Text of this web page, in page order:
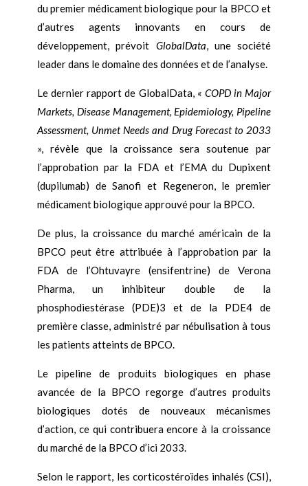
du premier médicament biologique pour la BPCO et
d’autres agents innovants en cours de
développement, prévoit GlobalData, une société
leader dans le domaine des données et de l’analyse.
Le dernier rapport de GlobalData, « COPD in Major
Markets, Disease Management, Epidemiology, Pipeline
Assessment, Unmet Needs and Drug Forecast to 2033
», révèle que la croissance sera soutenue par
l’approbation par la FDA et l’EMA du Dupixent
(dupilumab) de Sanofi et Regeneron, le premier
médicament biologique approuvé pour la BPCO.
De plus, la croissance du marché américain de la
BPCO peut être attribuée à l’approbation par la
FDA de l’Ohtuvayre (ensifentrine) de Verona
Pharma, un inhibiteur double de la
phosphodiestérase (PDE)3 et de la PDE4 de
première classe, administré par nébulisation à tous
les patients atteints de BPCO.
Le pipeline de produits biologiques en phase
avancée de la BPCO regorge d’autres produits
biologiques dotés de nouveaux mécanismes
d’action, ce qui contribuera encore à la croissance
du marché de la BPCO d’ici 2033.
Selon le rapport, les corticostéroïdes inhalés (CSI),